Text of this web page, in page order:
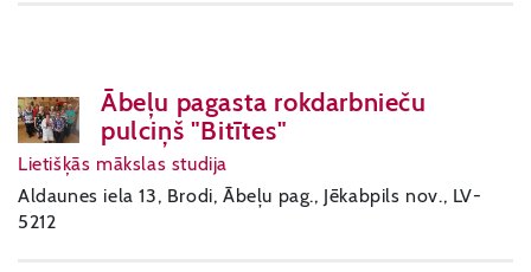
Ābeļu pagasta rokdarbnieču
pulciņš "Bitītes"
Lietišķās mākslas studija
Aldaunes iela 13, Brodi, Ābeļu pag., Jēkabpils nov., LV-
5212